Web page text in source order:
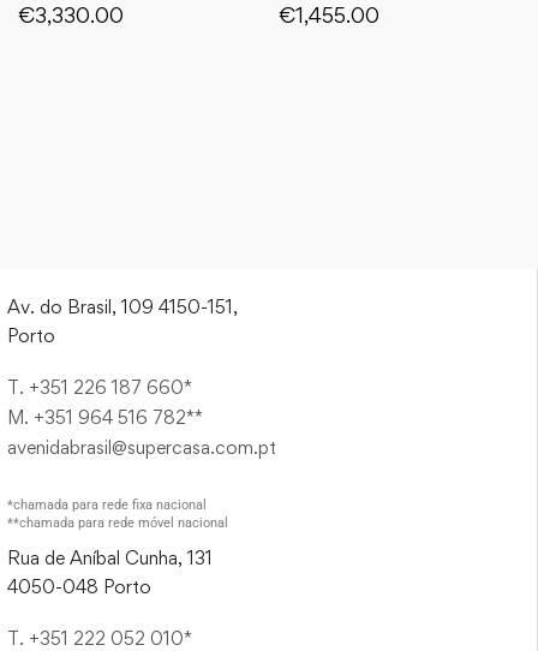
€3,330.00 €1,455.00
Av. do Brasil, 109 4150-151,
Porto
T. +351 226 187 660*
M. +351 964 516 782**
avenidabrasil@supercasa.com.pt
*chamada para rede fixa nacional
**chamada para rede móvel nacional
Rua de Aníbal Cunha, 131
4050-048 Porto
T. +351 222 052 010*